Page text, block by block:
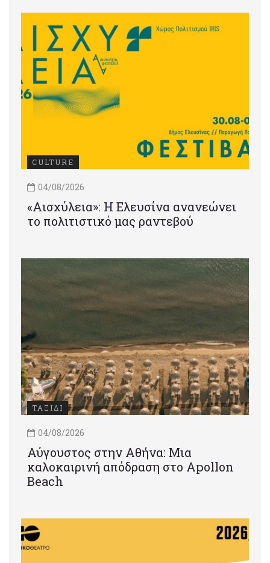
CULTURE
04/08/2026
«Αισχύλεια»: Η Ελευσίνα ανανεώνει
το πολιτιστικό μας ραντεβού
ΤΑΞΙΔΙ
04/08/2026
Αύγουστος στην Αθήνα: Μια
καλοκαιρινή απόδραση στο Apollon
Beach